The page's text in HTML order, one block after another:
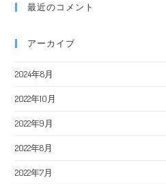
最近のコメント
アーカイブ
2024年8月
2022年10月
2022年9月
2022年8月
2022年7月